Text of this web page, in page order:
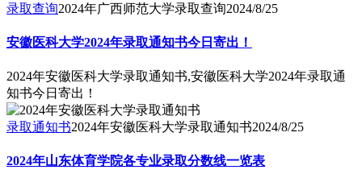
录取查询2024年广西师范大学录取查询2024/8/25
安徽医科大学2024年录取通知书今日寄出！
2024年安徽医科大学录取通知书,安徽医科大学2024年录取通
知书今日寄出！
录取通知书2024年安徽医科大学录取通知书2024/8/25
2024年山东体育学院各专业录取分数线一览表